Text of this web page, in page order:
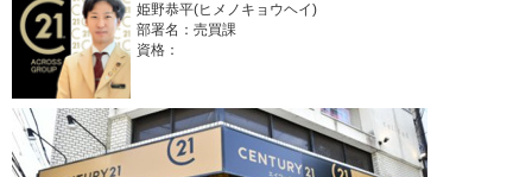
姫野恭平(ヒメノキョウヘイ)
部署名：売買課
資格：